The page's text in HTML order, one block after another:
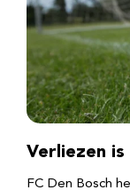
Verliezen
FC Den Bosch